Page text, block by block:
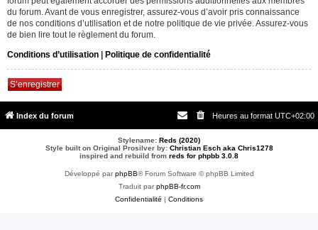
du forum. Avant de vous enregistrer, assurez-vous d’avoir pris connaissance
de nos conditions d’utilisation et de notre politique de vie privée. Assurez-vous
de bien lire tout le règlement du forum.
Conditions d’utilisation
Politique de confidentialité
S’enregistrer
Index du forum Heures au format UTC+02:00
Stylename: Reds (2020)
Style built on Original Prosilver by: Christian Esch aka Chris1278
inspired and rebuild from reds for phpbb 3.0.8
Développé parphpBB® Forum Software © phpBB Limited
Traduit parphpBB-fr.com
Confidentialité
Conditions